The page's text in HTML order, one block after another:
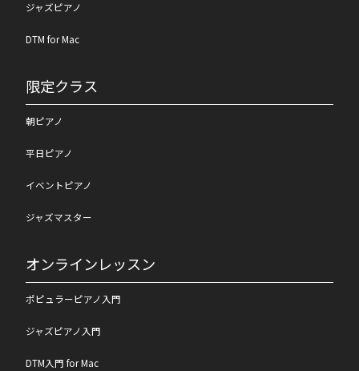
ジャズピアノ
DTM for Mac
限定クラス
朝ピアノ
平日ピアノ
イベントピアノ
ジャズマスター
オンラインレッスン
ポピュラーピアノ入門
ジャズピアノ入門
DTM入門 for Mac